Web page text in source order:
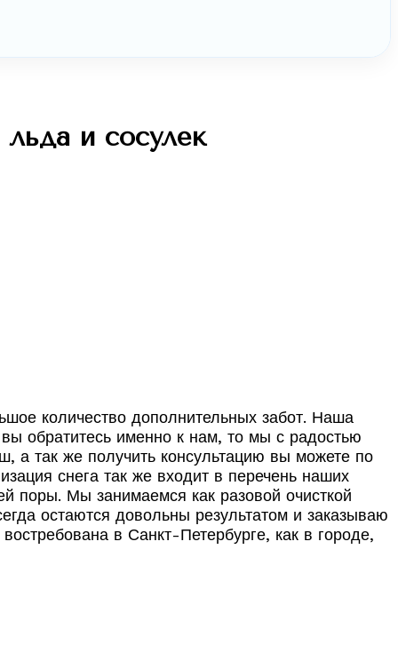
и сосулек
количество дополнительных забот. Наша
обратитесь именно к нам, то мы с радостью
а так же получить консультацию вы можете по
снега так же входит в перечень наших
поры. Мы занимаемся как разовой очисткой
остаются довольны результатом и заказываю
в Санкт-Петербурге, как в городе,